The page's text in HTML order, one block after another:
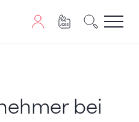
wird JavaScript benötigt.
bei